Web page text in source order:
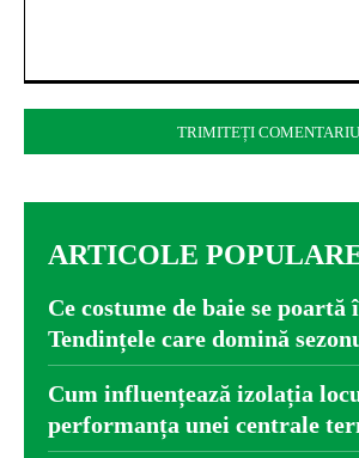
ARTICOLE
Ce costume de baie se poartă
Tendințele care domină
Cum influențează izolația
performanța unei centrale